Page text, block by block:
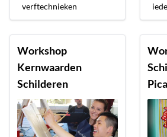
verftechnieken
Workshop
Kernwaarden
Schilderen